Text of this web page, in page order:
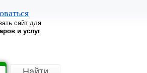
сайт для
и услуг.